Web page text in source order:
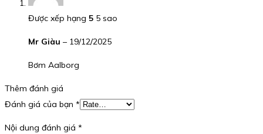
Được xếp hạng 5 5 sao
Mr Giàu – 19/12/2025
Bơm Aalborg
Thêm đánh giá
Đánh giá của bạn *
Nội dung đánh giá *